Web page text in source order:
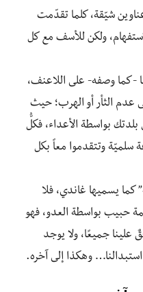
فصول تحت عناوين شيّقة، كلما تقدّمت
ولكن للأسف مع كل
-كما وصفه- على اللاعنف،
عدم الثأر أو الهرب؛ حيث
بلدتك بواسطة الأعداء، فكلُّ
سلميّة وتتقدموا معاً بكل
كما يسميها غاندي، فلا
حبيب بواسطة العدو، فهو
جميعًا، ولا يوجد
وهكذا إلى آخره.